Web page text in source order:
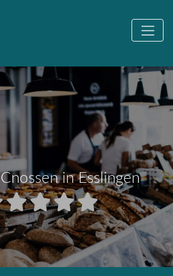
in Esslingen